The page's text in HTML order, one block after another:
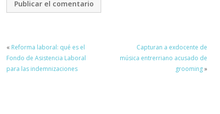
« Reforma laboral: qué es el
Fondo de Asistencia Laboral
para las indemnizaciones
Capturan a exdocente de
música entrerriano acusado de
grooming»